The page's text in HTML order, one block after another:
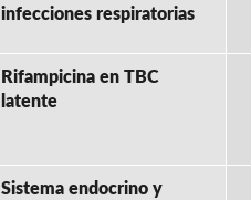
infecciones respiratorias
Rifampicina en TBC
latente
Sistema endocrino y